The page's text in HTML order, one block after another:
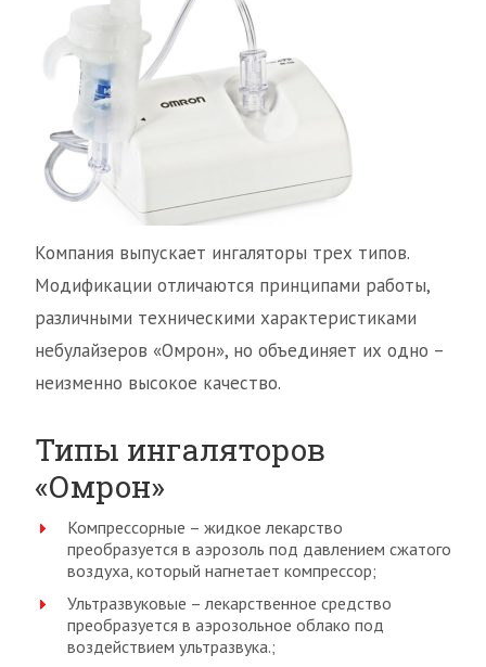
Компания выпускает ингаляторы трех типов.
Модификации отличаются принципами работы,
различными техническими характеристиками
небулайзеров «Омрон», но объединяет их одно –
неизменно высокое качество.
Типы ингаляторов
«Омрон»
Компрессорные – жидкое лекарство
преобразуется в аэрозоль под давлением сжатого
воздуха, который нагнетает компрессор;
Ультразвуковые – лекарственное средство
преобразуется в аэрозольное облако под
воздействием ультразвука.;